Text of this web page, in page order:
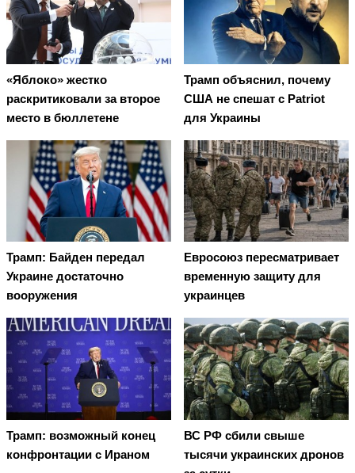
«Яблоко» жестко
раскритиковали за второе
место в бюллетене
Трамп объяснил, почему
США не спешат с Patriot
для Украины
Трамп: Байден передал
Украине достаточно
вооружения
Евросоюз пересматривает
временную защиту для
украинцев
Трамп: возможный конец
конфронтации с Ираном
ВС РФ сбили свыше
тысячи украинских дронов